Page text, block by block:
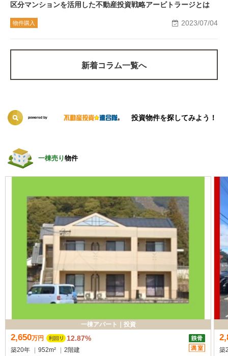
物件購入 2023/07/04
区分マンションを活用した不動産投資戦略アービトラージとは
新着コラム一覧へ
投資物件を探してみよう！
powered by
一棟売り物件
一棟アパート 投資
2,650万円 12.87%
築20年 952m²
2階建
築